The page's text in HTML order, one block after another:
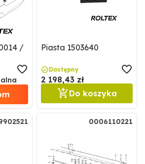
/
Piasta 1503640
Dostępny
2 198,43 zł
Do koszyka
0006110221